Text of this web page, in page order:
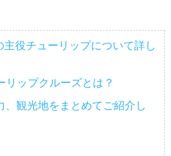
主役チューリップについて詳し
リップクルーズとは？
、観光地をまとめてご紹介し